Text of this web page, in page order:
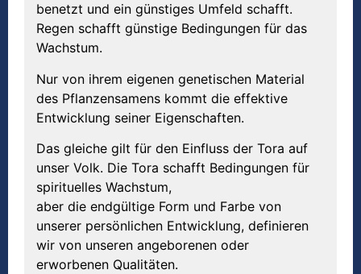
benetzt und ein günstiges Umfeld schafft.
Regen schafft günstige Bedingungen für das
Wachstum.
Nur von ihrem eigenen genetischen Material
des Pflanzensamens kommt die effektive
Entwicklung seiner Eigenschaften.
Das gleiche gilt für den Einfluss der Tora auf
unser Volk. Die Tora schafft Bedingungen für
spirituelles Wachstum,
aber die endgültige Form und Farbe von
unserer persönlichen Entwicklung, definieren
wir von unseren angeborenen oder
erworbenen Qualitäten.